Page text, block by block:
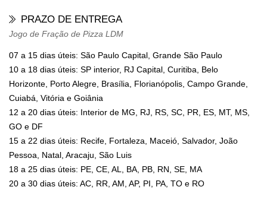
PRAZO DE ENTREGA
Jogo de Fração de Pizza LDM
07 a 15 dias úteis: São Paulo Capital, Grande São Paulo
10 a 18 dias úteis: SP interior, RJ Capital, Curitiba, Belo
Horizonte, Porto Alegre, Brasília, Florianópolis, Campo Grande,
Cuiabá, Vitória e Goiânia
12 a 20 dias úteis: Interior de MG, RJ, RS, SC, PR, ES, MT, MS,
GO e DF
15 a 22 dias úteis: Recife, Fortaleza, Maceió, Salvador, João
Pessoa, Natal, Aracaju, São Luis
18 a 25 dias úteis: PE, CE, AL, BA, PB, RN, SE, MA
20 a 30 dias úteis: AC, RR, AM, AP, PI, PA, TO e RO